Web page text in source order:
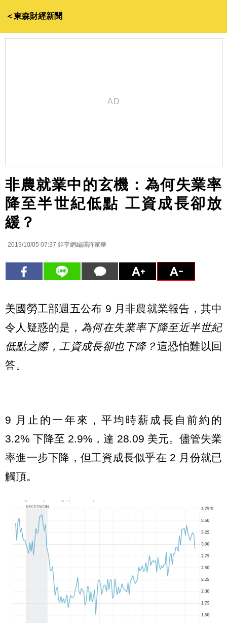
＜東森財經新聞
非農就業中的玄機：為何失業率
降至半世紀低點 工資成長卻放
緩？
2019/10/05 07:37 鉅亨網編譯許家華
美國勞工部週五公布 9 月非農就業報告，其中
令人疑惑的是， 為何在失業率下降至近半世紀
低點之際，工資成長卻也下降？這恐怕難以回
答。
9 月止的一年來，平均時薪成長自前約的
3.2% 下降至 2.9%，達 28.09 美元。儘管失業
率進一步下降，但工資成長似乎在 2 月份就已
觸頂。